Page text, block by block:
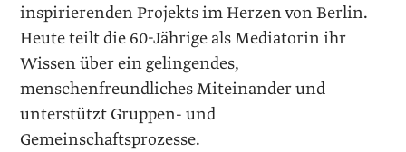
inspirierenden Projekts im Herzen von Berlin.
Heute teilt die 60-Jährige als Mediatorin ihr
Wissen über ein gelingendes,
menschenfreundliches Miteinander und
unterstützt Gruppen- und
Gemeinschaftsprozesse.